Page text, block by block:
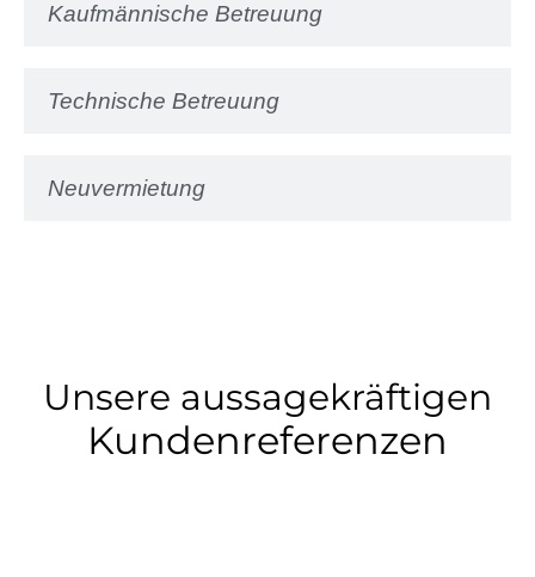
Kaufmännische Betreuung
Technische Betreuung
Neuvermietung
Unsere aussagekräftigen
Kundenreferenzen